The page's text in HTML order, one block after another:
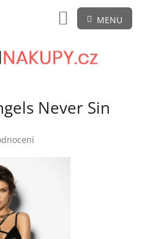
NÁKUPNÍ
KOŠÍK
Never Sin